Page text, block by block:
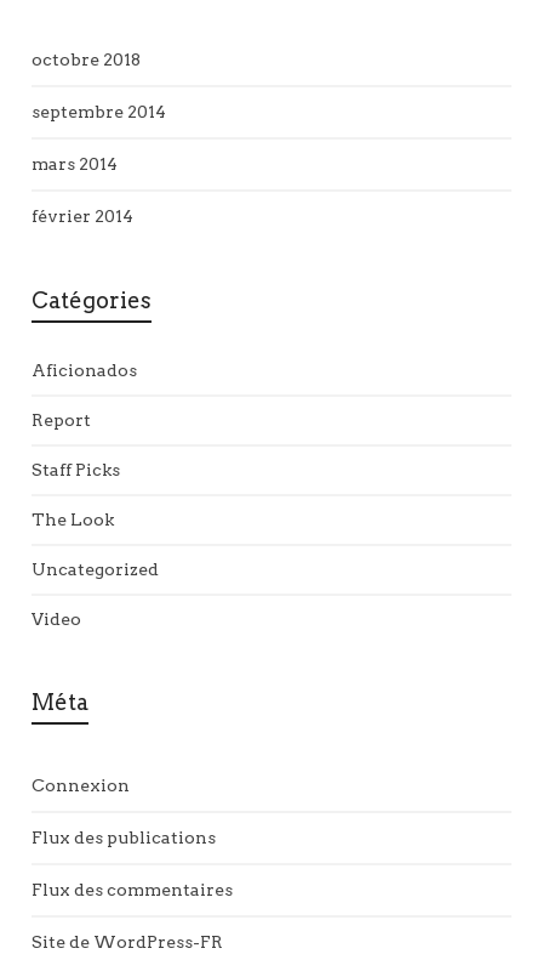
octobre 2018
septembre 2014
mars 2014
février 2014
Catégories
Aficionados
Report
Staff Picks
The Look
Uncategorized
Video
Méta
Connexion
Flux des publications
Flux des commentaires
Site de WordPress-FR